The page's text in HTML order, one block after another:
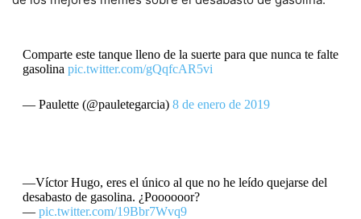
Comparte este tanque lleno de la suerte para que nunca te falte
gasolina pic.twitter.com/gQqfcAR5vi
— Paulette (@pauletegarcia) 8 de enero de 2019
—Víctor Hugo, eres el único al que no he leído quejarse del
desabasto de gasolina. ¿Poooooor?
— pic.twitter.com/19Bbr7Wvq9